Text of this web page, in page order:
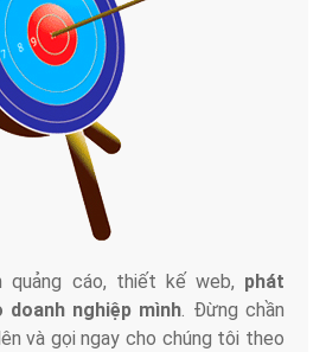
quảng cáo, thiết kế web, phát
nghiệp mình. Đừng chần
và gọi ngay cho chúng tôi theo